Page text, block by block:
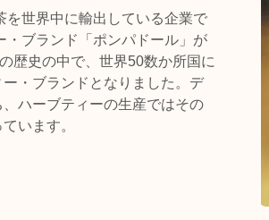
を世界中に輸出している企業で
ブランド「ポンパドール」が
歴史の中で、世界50数か所国に
・ブランドとなりました。デ
ハーブティーの生産ではその
います。